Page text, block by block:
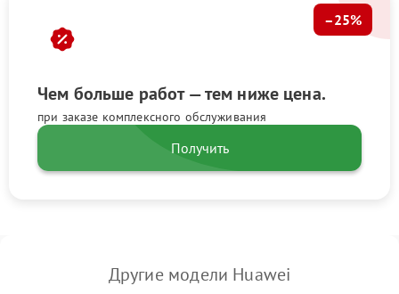
Чем больше работ — тем ниже цена.
при заказе комплексного обслуживания
–25%
Получить
Другие модели Huawei